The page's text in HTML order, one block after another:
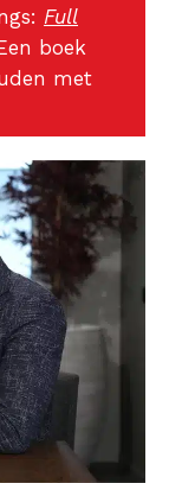
Full
boek
met